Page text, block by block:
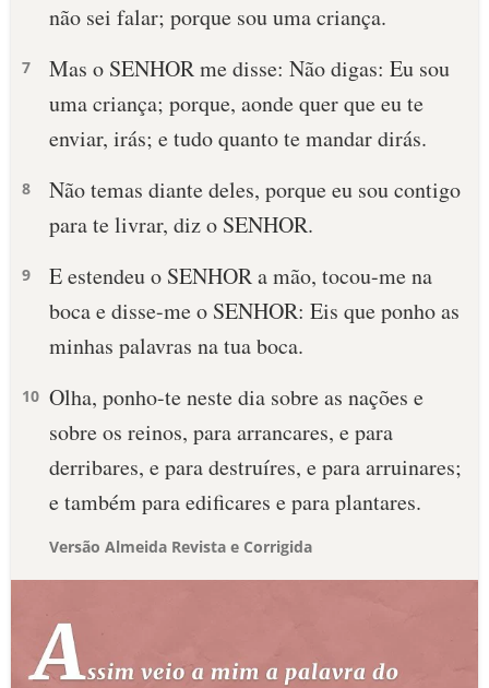
não sei falar; porque sou uma criança.
7
Mas o SENHOR me disse: Não digas: Eu sou
uma criança; porque, aonde quer que eu te
enviar, irás; e tudo quanto te mandar dirás.
8
Não temas diante deles, porque eu sou contigo
para te livrar, diz o SENHOR.
9
E estendeu o SENHOR a mão, tocou-me na
boca e disse-me o SENHOR: Eis que ponho as
minhas palavras na tua boca.
10 Olha, ponho-te neste dia sobre as nações e
sobre os reinos, para arrancares, e para
derribares, e para destruíres, e para arruinares;
e também para edificares e para plantares.
Versão Almeida Revista e Corrigida